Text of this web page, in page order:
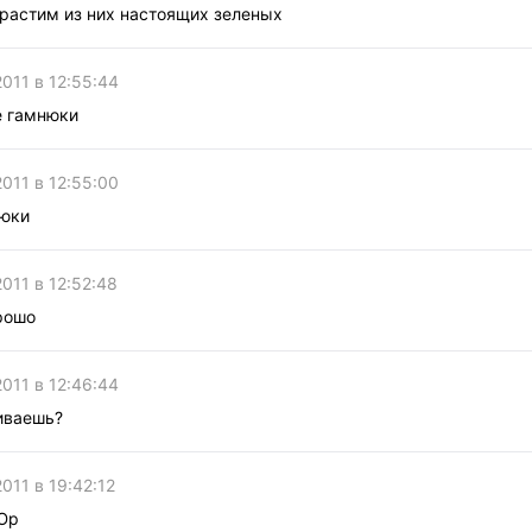
из них настоящих зеленых
в 12:55:44
гамнюки
в 12:55:00
в 12:52:48
в 12:46:44
в 19:42:12